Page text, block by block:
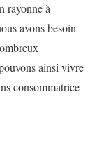
rayonne à
avons besoin
ainsi vivre
consommatrice